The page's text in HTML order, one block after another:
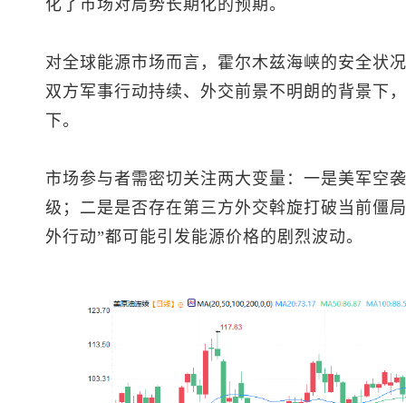
化了市场对局势长期化的预期。
对全球能源市场而言，霍尔木兹海峡的安全状
双方军事行动持续、外交前景不明朗的背景下
下。
市场参与者需密切关注两大变量：一是美军空
级；二是是否存在第三方外交斡旋打破当前僵
外行动”都可能引发能源价格的剧烈波动。